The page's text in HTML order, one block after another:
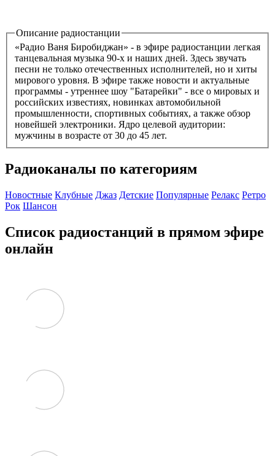
Описание радиостанции
«Радио Ваня Биробиджан» - в эфире радиостанции легкая
танцевальная музыка 90-х и наших дней. Здесь звучать
песни не только отечественных исполнителей, но и хиты
мирового уровня. В эфире также новости и актуальные
программы - утреннее шоу "Батарейки" - все о мировых и
российских известиях, новинках автомобильной
промышленности, спортивных событиях, а также обзор
новейшей электроники. Ядро целевой аудитории:
мужчины в возрасте от 30 до 45 лет.
Радиоканалы по категориям
Новостные Клубные Джаз Детские Популярные Релакс Ретро
Рок Шансон
Список радиостанций в прямом эфире
онлайн